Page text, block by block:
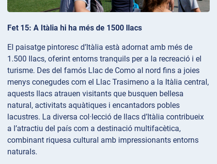
Fet 15: A Itàlia hi ha més de 1500 llacs
El paisatge pintoresc d’Itàlia està adornat amb més de
1.500 llacs, oferint entorns tranquils per a la recreació i el
turisme. Des del famós Llac de Como al nord fins a joies
menys conegudes com el Llac Trasimeno a la Itàlia central,
aquests llacs atrauen visitants que busquen bellesa
natural, activitats aquàtiques i encantadors pobles
lacustres. La diversa col·lecció de llacs d’Itàlia contribueix
a l’atractiu del país com a destinació multifacètica,
combinant riquesa cultural amb impressionants entorns
naturals.